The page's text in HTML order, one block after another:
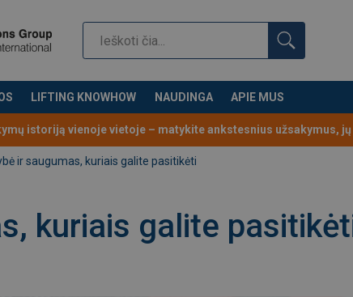
LIFTING KNOWHOW NAUDINGA APIE MUS
istoriją vienoje vietoje – matykite ankstesnius užsakymus,
ir saugumas, kuriais galite pasitikėti
kuriais galite